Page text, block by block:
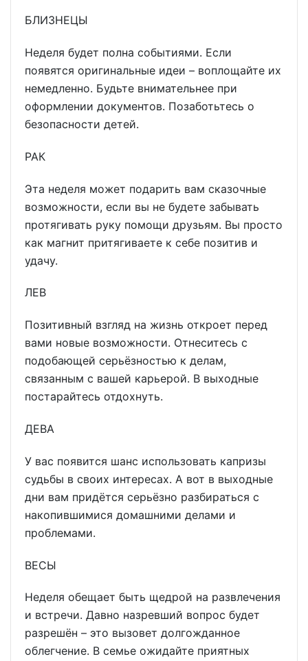
БЛИЗНЕЦЫ
Неделя будет полна событиями. Если
появятся оригинальные идеи – воплощайте их
немедленно. Будьте внимательнее при
оформлении документов. Позаботьтесь о
безопасности детей.
РАК
Эта неделя может подарить вам сказочные
возможности, если вы не будете забывать
протягивать руку помощи друзьям. Вы просто
как магнит притягиваете к себе позитив и
удачу.
ЛЕВ
Позитивный взгляд на жизнь откроет перед
вами новые возможности. Отнеситесь с
подобающей серьёзностью к делам,
связанным с вашей карьерой. В выходные
постарайтесь отдохнуть.
ДЕВА
У вас появится шанс использовать капризы
судьбы в своих интересах. А вот в выходные
дни вам придётся серьёзно разбираться с
накопившимися домашними делами и
проблемами.
ВЕСЫ
Неделя обещает быть щедрой на развлечения
и встречи. Давно назревший вопрос будет
разрешён – это вызовет долгожданное
облегчение. В семье ожидайте приятных